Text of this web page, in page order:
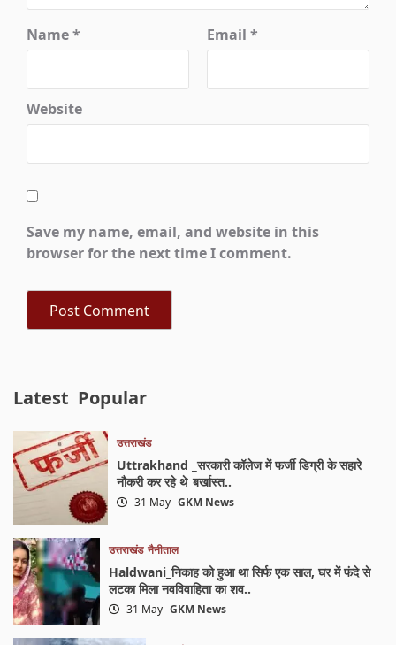
Name* Email *
Website
Save my name, email, and website in this
browser for the next time I comment.
Latest Popular
उत्तराखंड
Uttrakhand _सरकारी कॉलेज में फर्जी डिग्री के सहारे
नौकरी कर रहे थे_बर्खास्त..
31 May GKM News
उत्तराखंड नैनीताल
Haldwani_निकाह को हुआ था सिर्फ एक साल, घर में फंदे से
लटका मिला नवविवाहिता का शव..
31 May GKM News